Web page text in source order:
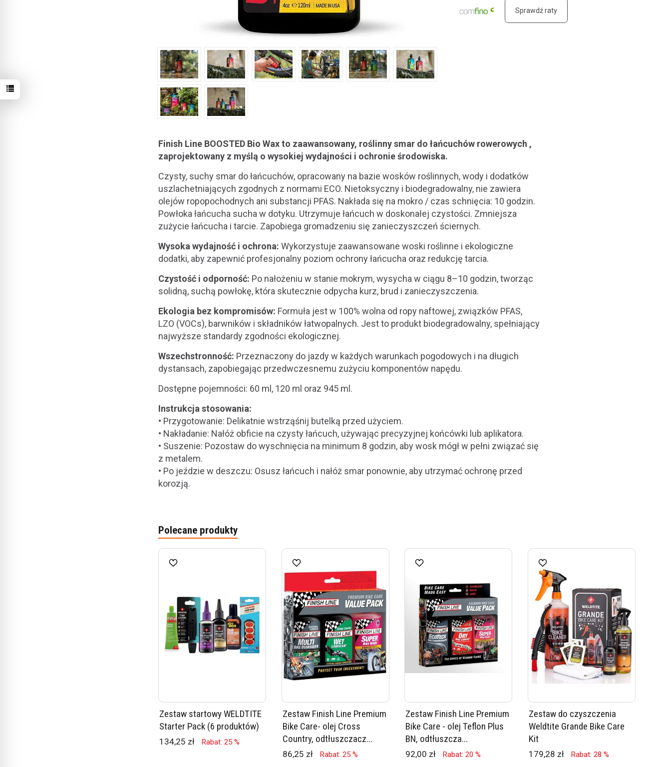
Sprawdź raty
Finish Line BOOSTED Bio Wax to zaawansowany, roślinny smar do łańcuchów rowerowych ,
zaprojektowany z myślą o wysokiej wydajności i ochronie środowiska.
Czysty, suchy smar do łańcuchów, opracowany na bazie wosków roślinnych, wody i dodatków
uszlachetniających zgodnych z normami ECO. Nietoksyczny i biodegradowalny, nie zawiera
olejów ropopochodnych ani substancji PFAS. Nakłada się na mokro / czas schnięcia: 10 godzin.
Powłoka łańcucha sucha w dotyku. Utrzymuje łańcuch w doskonałej czystości. Zmniejsza
zużycie łańcucha i tarcie. Zapobiega gromadzeniu się zanieczyszczeń ściernych.
Wysoka wydajność i ochrona: Wykorzystuje zaawansowane woski roślinne i ekologiczne
dodatki, aby zapewnić profesjonalny poziom ochrony łańcucha oraz redukcję tarcia.
Czystość i odporność: Po nałożeniu w stanie mokrym, wysycha w ciągu 8–10 godzin, tworząc
solidną, suchą powłokę, która skutecznie odpycha kurz, brud i zanieczyszczenia.
Ekologia bez kompromisów: Formuła jest w 100% wolna od ropy naftowej, związków PFAS,
LZO (VOCs), barwników i składników łatwopalnych. Jest to produkt biodegradowalny, spełniający
najwyższe standardy zgodności ekologicznej.
Wszechstronność: Przeznaczony do jazdy w każdych warunkach pogodowych i na długich
dystansach, zapobiegając przedwczesnemu zużyciu komponentów napędu.
Dostępne pojemności: 60 ml, 120 ml oraz 945 ml.
Instrukcja stosowania:
• Przygotowanie: Delikatnie wstrząśnij butelką przed użyciem.
• Nakładanie: Nałóż obficie na czysty łańcuch, używając precyzyjnej końcówki lub aplikatora.
• Suszenie: Pozostaw do wyschnięcia na minimum 8 godzin, aby wosk mógł w pełni związać się
z metalem.
• Po jeździe w deszczu: Osusz łańcuch i nałóż smar ponownie, aby utrzymać ochronę przed
korozją.
Polecane produkty
Zestaw startowy WELDTITE
Starter Pack (6 produktów)
134,25 zł Rabat: 25 %
Zestaw Finish Line Premium
Bike Care- olej Cross
Country, odtłuszczacz...
86,25 zł Rabat: 25 %
Zestaw Finish Line Premium
Bike Care - olej Teflon Plus
BN, odtłuszcza...
92,00 zł Rabat: 20 %
Zestaw do czyszczenia
Weldtite Grande Bike Care
Kit
179,28 zł Rabat: 28 %